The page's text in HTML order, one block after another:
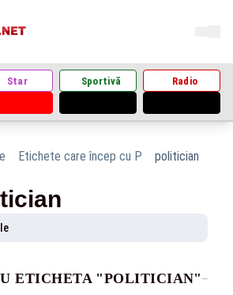
Star Sportivă Radio
Etichete care încep cu P politician
ETICHETA "POLITICIAN"